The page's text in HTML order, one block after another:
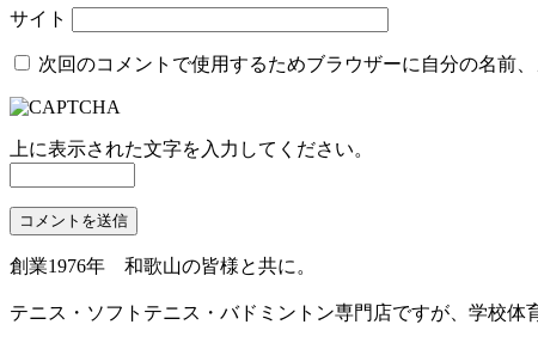
サイト
次回のコメントで使用するためブラウザーに自分の名前
上に表示された文字を入力してください。
創業1976年 和歌山の皆様と共に。
テニス・ソフトテニス・バドミントン専門店ですが、学校